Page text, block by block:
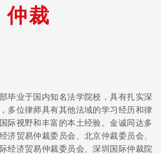
仲裁
毕业于国内知名法学院校，具有扎实深
多位律师具有其他法域的学习经历和律
际视野和丰富的本土经验。金诚同达多
济贸易仲裁委员会、北京仲裁委员会、
经济贸易仲裁委员会、深圳国际仲裁院